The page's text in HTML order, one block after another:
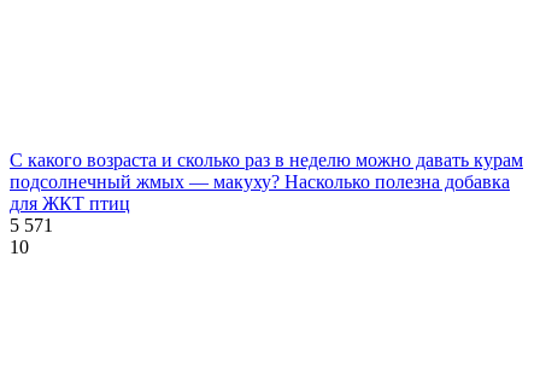
С какого возраста и сколько раз в неделю можно давать курам
подсолнечный жмых — макуху? Насколько полезна добавка
для ЖКТ птиц
5 571
10